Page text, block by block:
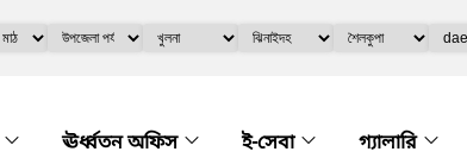
ঊর্ধ্বতন অফিস ই-সেবা গ্যালারি